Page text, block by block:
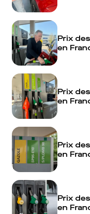
Prix
en
Prix
en
Prix
en
Prix
en